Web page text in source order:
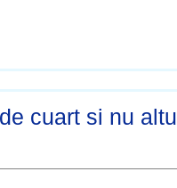
cuart si nu altul